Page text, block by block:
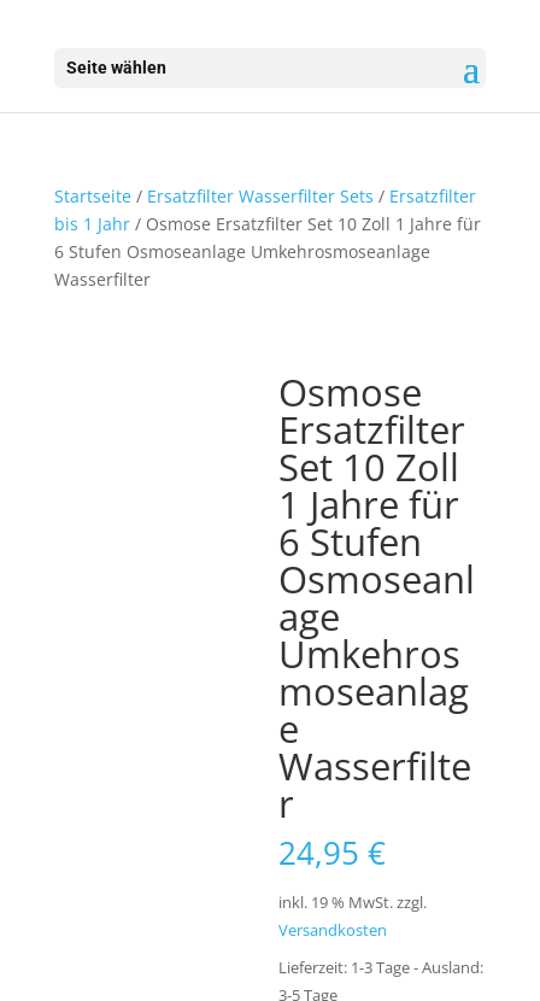
Seite wählen
Startseite/ Ersatzfilter Wasserfilter Sets / Ersatzfilter
bis 1 Jahr/ Osmose Ersatzfilter Set 10 Zoll 1 Jahre für
6 Stufen Osmoseanlage Umkehrosmoseanlage
Wasserfilter
Osmose
Ersatzfilter
Set 10 Zoll
1 Jahre für
6 Stufen
Osmoseanl
age
Umkehros
moseanlag
e
Wasserfilte
r
24,95€
inkl. 19 % MwSt.zzgl.
Versandkosten
Lieferzeit: 1-3 Tage - Ausland:
3-5 Tage